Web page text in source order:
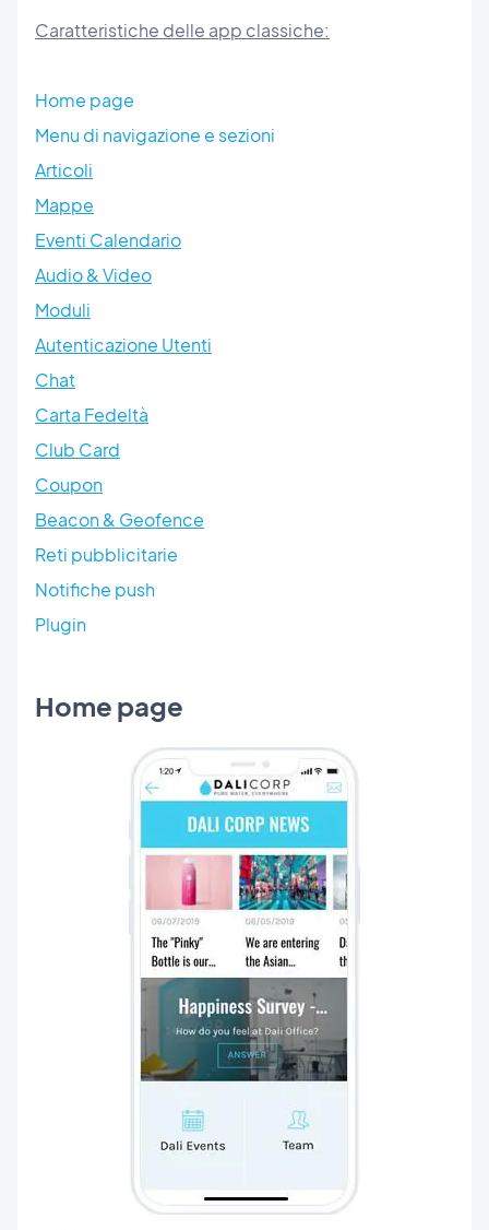
Caratteristiche delle app classiche:
Home page
Menu di navigazione e sezioni
Articoli
Mappe
Eventi Calendario
Audio & Video
Moduli
Autenticazione Utenti
Chat
Carta Fedeltà
Club Card
Coupon
Beacon & Geofence
Reti pubblicitarie
Notifiche push
Plugin
Home page